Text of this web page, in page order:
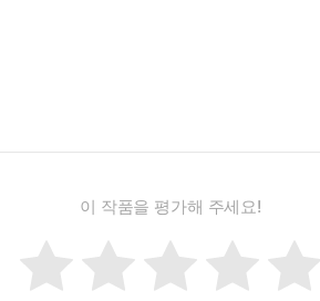
이 작품을 평가해 주세요!